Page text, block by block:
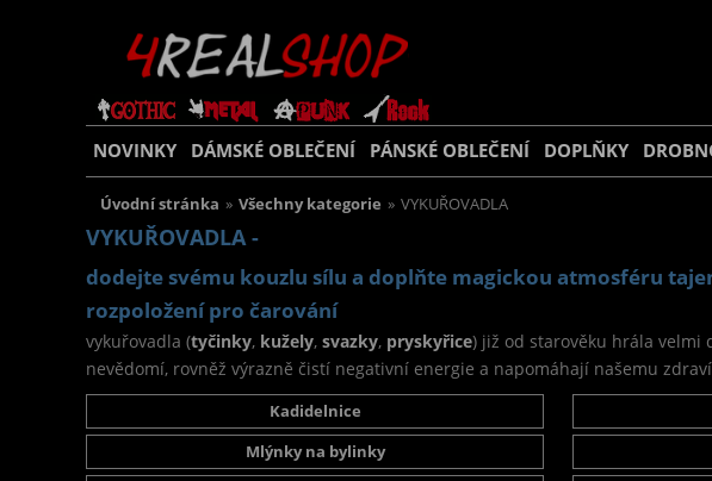
NOVINKY DÁMSKÉ OBLEČENÍ PÁNSKÉ OBLEČENÍ DOPLŇKY
Úvodní stránka » Všechny kategorie » VYKUŘOVADLA
VYKUŘOVADLA -
dodejte svému kouzlu sílu a doplňte magickou atmosféru
rozpoložení pro čarování
vykuřovadla (tyčinky, kužely, svazky, pryskyřice) již od starověku hrála velmi
nevědomí, rovněž výrazně čistí negativní energie a napomáhají našemu zdraví
Kadidelnice
Mlýnky na bylinky